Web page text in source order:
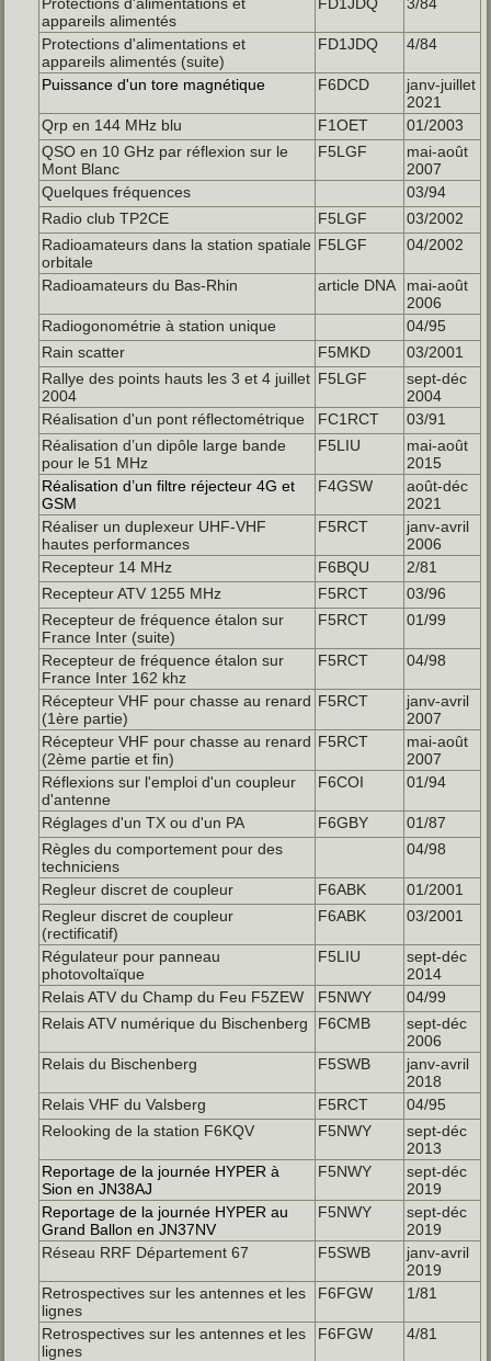
appareils alimentés
Protections d'alimentations et
appareils alimentés (suite)
FD1JDQ 4/84
Puissance d'un tore magnétique F6DCD
janv-juillet
2021
Qrp en 144 MHz blu
F1OET
01/2003
QSO en 10 GHz par réflexion sur le
Mont Blanc
F5LGF
mai-août
2007
Quelques fréquences
03/94
Radio club TP2CE
F5LGF
03/2002
Radioamateurs dans la station spatiale
orbitale
F5LGF 04/2002
Radioamateurs du Bas-Rhin article DNA
mai-août
2006
Radiogonométrie à station unique
04/95
Rain scatter
F5MKD
03/2001
Rallye des points hauts les 3 et 4 juillet
2004
F5LGF
sept-déc
2004
Réalisation d'un pont réflectométrique
FC1RCT
03/91
Réalisation d’un dipôle large bande
pour le 51 MHz
F5LIU
mai-août
2015
Réalisation d’un filtre réjecteur 4G et
GSM
F4GSW
août-déc
2021
Réaliser un duplexeur UHF-VHF
hautes performances
F5RCT
janv-avril
2006
Recepteur 14 MHz
F6BQU
2/81
Recepteur ATV 1255 MHz
F5RCT
03/96
Recepteur de fréquence étalon sur
France Inter (suite)
F5RCT 01/99
Recepteur de fréquence étalon sur
France Inter 162 khz
F5RCT 04/98
Récepteur VHF pour chasse au renard
(1ère partie)
F5RCT
janv-avril
2007
Récepteur VHF pour chasse au renard
(2ème partie et fin)
F5RCT
mai-août
2007
Réflexions sur l'emploi d'un coupleur
d'antenne
F6COI 01/94
Réglages d'un TX ou d'un PA F6GBY
01/87
Règles du comportement pour des
techniciens
04/98
Regleur discret de coupleur F6ABK
01/2001
Regleur discret de coupleur
(rectificatif)
F6ABK 03/2001
Régulateur pour panneau
photovoltaïque
F5LIU
sept-déc
2014
Relais ATV du Champ du Feu F5ZEW
F5NWY
04/99
Relais ATV numérique du Bischenberg
F6CMB
sept-déc
2006
Relais du Bischenberg
F5SWB
janv-avril
2018
Relais VHF du Valsberg
F5RCT
04/95
Relooking de la station F6KQV
F5NWY
sept-déc
2013
Reportage de la journée HYPER à
Sion en JN38AJ
F5NWY
sept-déc
2019
Reportage de la journée HYPER au
Grand Ballon en JN37NV
F5NWY
sept-déc
2019
Réseau RRF Département 67
F5SWB
janv-avril
2019
Retrospectives sur les antennes et les
lignes
F6FGW 1/81
Retrospectives sur les antennes et les
lignes
F6FGW 4/81